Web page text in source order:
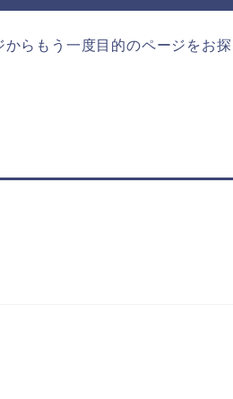
らもう一度目的のページをお